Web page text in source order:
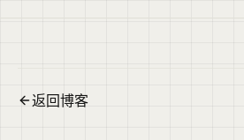
返回博客